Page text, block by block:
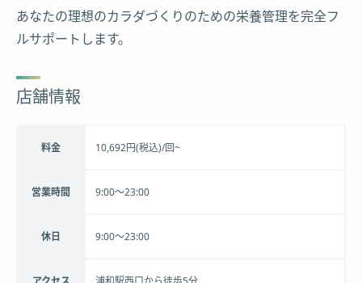
あなたの理想のカラダづくりのための栄養管理を完全フ
ルサポートします。
店舗情報
料金 10,692円(税込)/回~
営業時間 9:00〜23:00
休日 9:00〜23:00